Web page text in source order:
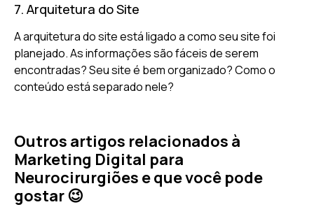
7. Arquitetura do Site
A arquitetura do site está ligado a como seu site foi
planejado. As informações são fáceis de serem
encontradas? Seu site é bem organizado? Como o
conteúdo está separado nele?
Outros artigos relacionados à
Marketing Digital para
Neurocirurgiões e que você pode
gostar 😉